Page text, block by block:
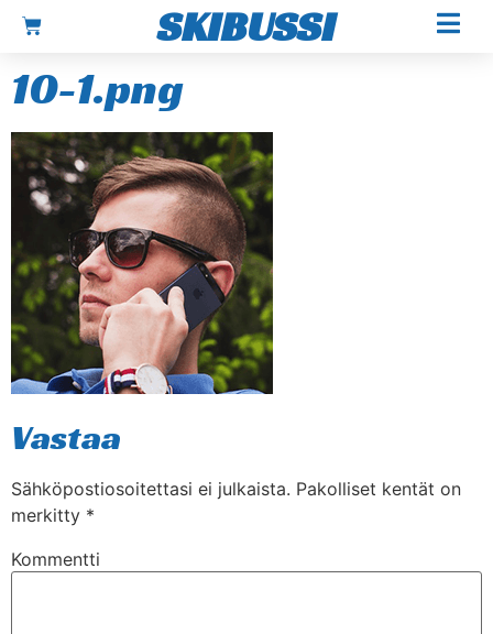
SKIBUSSI
10-1.png
Vastaa
Sähköpostiosoitettasi ei julkaista. Pakolliset kentät on
merkitty *
Kommentti